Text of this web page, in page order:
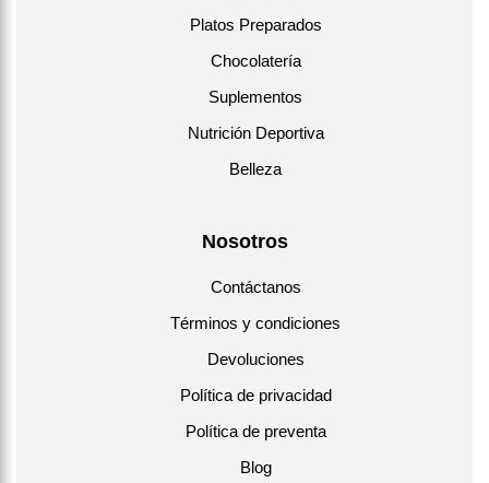
Platos Preparados
Chocolatería
Suplementos
Nutrición Deportiva
Belleza
Nosotros
Contáctanos
Términos y condiciones
Devoluciones
Política de privacidad
Política de preventa
Blog